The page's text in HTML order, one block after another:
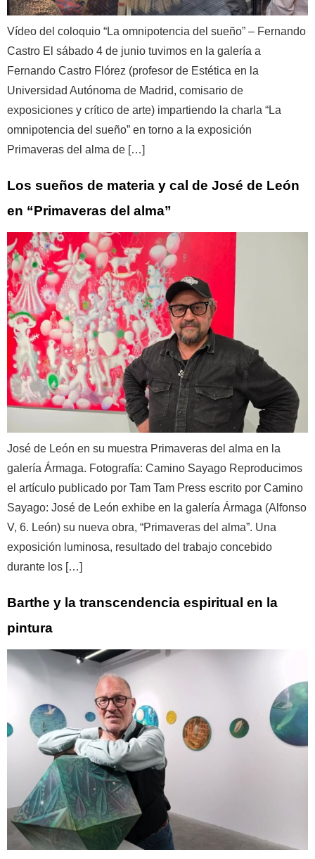
Vídeo del coloquio “La omnipotencia del sueño” – Fernando
Castro El sábado 4 de junio tuvimos en la galería a
Fernando Castro Flórez (profesor de Estética en la
Universidad Autónoma de Madrid, comisario de
exposiciones y crítico de arte) impartiendo la charla “La
omnipotencia del sueño” en torno a la exposición
Primaveras del alma de […]
Los sueños de materia y cal de José de León
en “Primaveras del alma”
José de León en su muestra Primaveras del alma en la
galería Ármaga. Fotografía: Camino Sayago Reproducimos
el artículo publicado por Tam Tam Press escrito por Camino
Sayago: José de León exhibe en la galería Ármaga (Alfonso
V, 6. León) su nueva obra, “Primaveras del alma”. Una
exposición luminosa, resultado del trabajo concebido
durante los […]
Barthe y la transcendencia espiritual en la
pintura